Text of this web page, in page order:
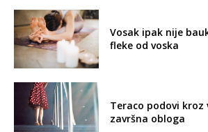
Vosak ipak nije
fleke od voska
Teraco podovi kroz
završna obloga